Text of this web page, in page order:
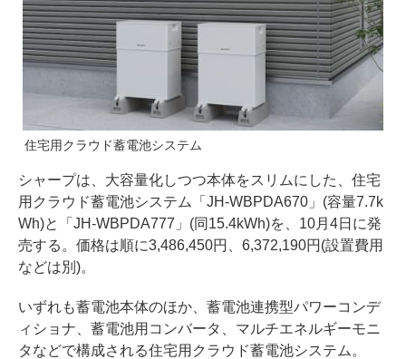
住宅用クラウド蓄電池システム
シャープは、大容量化しつつ本体をスリムにした、住宅
用クラウド蓄電池システム「JH-WBPDA670」(容量7.7k
Wh)と「JH-WBPDA777」(同15.4kWh)を、10月4日に発
売する。価格は順に3,486,450円、6,372,190円(設置費用
などは別)。
いずれも蓄電池本体のほか、蓄電池連携型パワーコンデ
ィショナ、蓄電池用コンバータ、マルチエネルギーモニ
タなどで構成される住宅用クラウド蓄電池システム。